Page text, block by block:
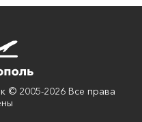
© 2005-2026 Все права